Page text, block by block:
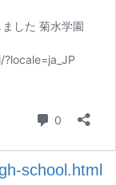
school.html